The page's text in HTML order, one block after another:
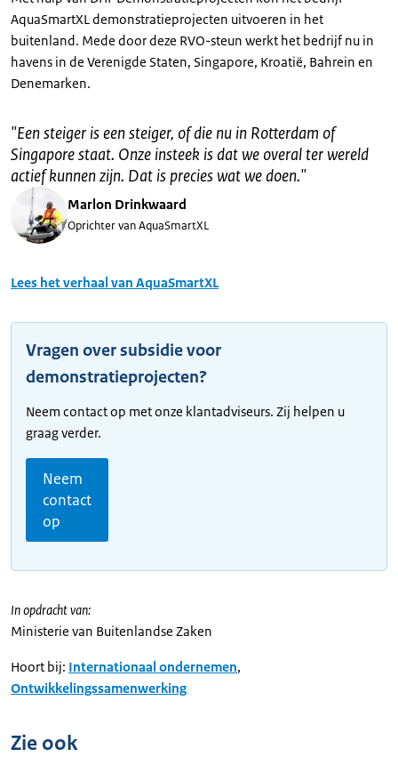
AquaSmartXL demonstratieprojecten uitvoeren in het
buitenland. Mede door deze RVO-steun werkt het bedrijf nu in
havens in de Verenigde Staten, Singapore, Kroatië, Bahrein en
Denemarken.
"Een steiger is een steiger, of die nu in Rotterdam of
Singapore staat. Onze insteek is dat we overal ter wereld
actief kunnen zijn. Dat is precies wat we doen."
Marlon Drinkwaard
Oprichter van AquaSmartXL
Lees het verhaal van AquaSmartXL
Vragen over subsidie voor
demonstratieprojecten?
Neem contact op met onze klantadviseurs. Zij helpen u
graag verder.
Neem
contact
op
In opdracht van:
Ministerie van Buitenlandse Zaken
Hoort bij: Internationaal ondernemen,
Ontwikkelingssamenwerking
Zie ook